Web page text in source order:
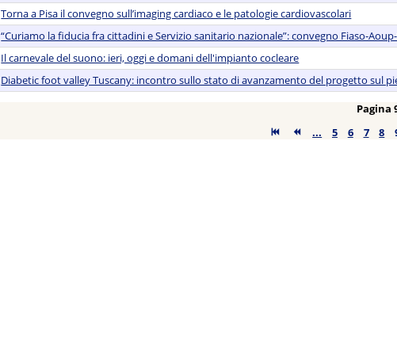
Torna a Pisa il convegno sull’imaging cardiaco e le patologie cardiovascolari
“Curiamo la fiducia fra cittadini e Servizio sanitario nazionale”: convegno Fiaso-
Il carnevale del suono: ieri, oggi e domani dell'impianto cocleare
Diabetic foot valley Tuscany: incontro sullo stato di avanzamento del progetto sul
Pagina
...
5 6 7 8